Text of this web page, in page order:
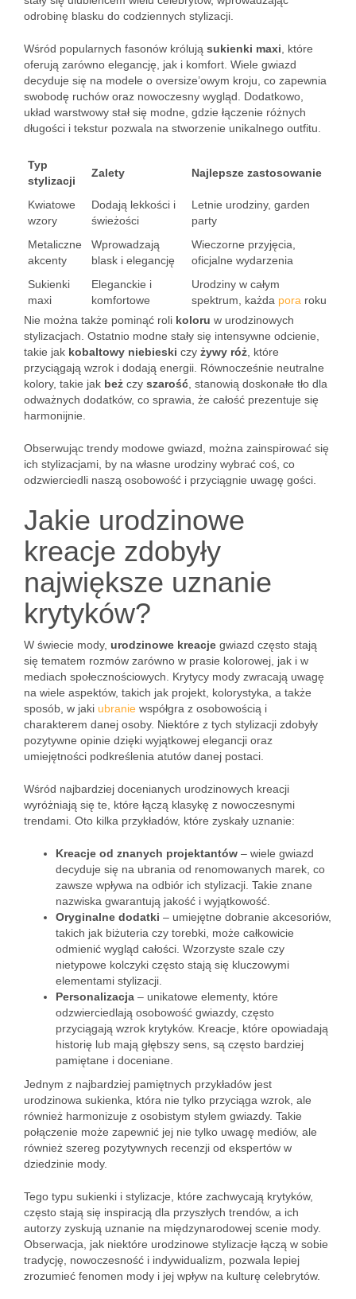
odrobinę blasku do codziennych stylizacji.
Wśród popularnych fasonów królują sukienki maxi , które
oferują zarówno elegancję, jak i komfort. Wiele gwiazd
decyduje się na modele o oversize’owym kroju, co zapewnia
swobodę ruchów oraz nowoczesny wygląd. Dodatkowo,
układ warstwowy stał się modne, gdzie łączenie różnych
długości i tekstur pozwala na stworzenie unikalnego outfitu.
Typ
stylizacji
Zalety Najlepsze zastosowanie
Kwiatowe
wzory
Dodają lekkości i
świeżości
Letnie urodziny, garden
party
Metaliczne
akcenty
Wprowadzają
blask i elegancję
Wieczorne przyjęcia,
oficjalne wydarzenia
Sukienki
maxi
Eleganckie i
komfortowe
Urodziny w całym
spektrum, każda pora roku
Nie można także pominąć roli koloru w urodzinowych
stylizacjach. Ostatnio modne stały się intensywne odcienie,
takie jak kobaltowy niebieski czy żywy róż , które
przyciągają wzrok i dodają energii. Równocześnie neutralne
kolory, takie jak beż czy szarość , stanowią doskonałe tło dla
odważnych dodatków, co sprawia, że całość prezentuje się
harmonijnie.
Obserwując trendy modowe gwiazd, można zainspirować się
ich stylizacjami, by na własne urodziny wybrać coś, co
odzwierciedli naszą osobowość i przyciągnie uwagę gości.
Jakie urodzinowe
kreacje zdobyły
największe uznanie
krytyków?
W świecie mody, urodzinowe kreacje gwiazd często stają
się tematem rozmów zarówno w prasie kolorowej, jak i w
mediach społecznościowych. Krytycy mody zwracają uwagę
na wiele aspektów, takich jak projekt, kolorystyka, a także
sposób, w jaki ubranie współgra z osobowością i
charakterem danej osoby. Niektóre z tych stylizacji zdobyły
pozytywne opinie dzięki wyjątkowej elegancji oraz
umiejętności podkreślenia atutów danej postaci.
Wśród najbardziej docenianych urodzinowych kreacji
wyróżniają się te, które łączą klasykę z nowoczesnymi
trendami. Oto kilka przykładów, które zyskały uznanie:
Kreacje od znanych projektantów – wiele gwiazd
decyduje się na ubrania od renomowanych marek, co
zawsze wpływa na odbiór ich stylizacji. Takie znane
nazwiska gwarantują jakość i wyjątkowość.
Oryginalne dodatki – umiejętne dobranie akcesoriów,
takich jak biżuteria czy torebki, może całkowicie
odmienić wygląd całości. Wzorzyste szale czy
nietypowe kolczyki często stają się kluczowymi
elementami stylizacji.
Personalizacja – unikatowe elementy, które
odzwierciedlają osobowość gwiazdy, często
przyciągają wzrok krytyków. Kreacje, które opowiadają
historię lub mają głębszy sens, są często bardziej
pamiętane i doceniane.
Jednym z najbardziej pamiętnych przykładów jest
urodzinowa sukienka, która nie tylko przyciąga wzrok, ale
również harmonizuje z osobistym stylem gwiazdy. Takie
połączenie może zapewnić jej nie tylko uwagę mediów, ale
również szereg pozytywnych recenzji od ekspertów w
dziedzinie mody.
Tego typu sukienki i stylizacje, które zachwycają krytyków,
często stają się inspiracją dla przyszłych trendów, a ich
autorzy zyskują uznanie na międzynarodowej scenie mody.
Obserwacja, jak niektóre urodzinowe stylizacje łączą w sobie
tradycję, nowoczesność i indywidualizm, pozwala lepiej
zrozumieć fenomen mody i jej wpływ na kulturę celebrytów.